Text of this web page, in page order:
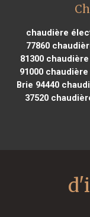
chaudière
77860
81300chaudière
91000chaudière
Brie 94440
37520